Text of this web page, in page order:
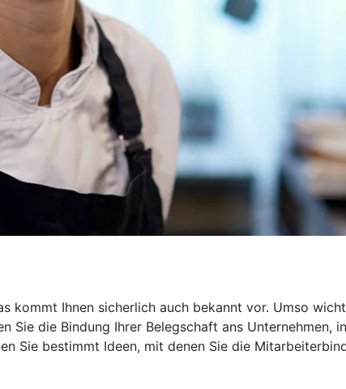
kommt Ihnen sicherlich auch bekannt vor. Umso
die Bindung Ihrer Belegschaft ans Unternehmen,
Sie bestimmt Ideen, mit denen Sie die